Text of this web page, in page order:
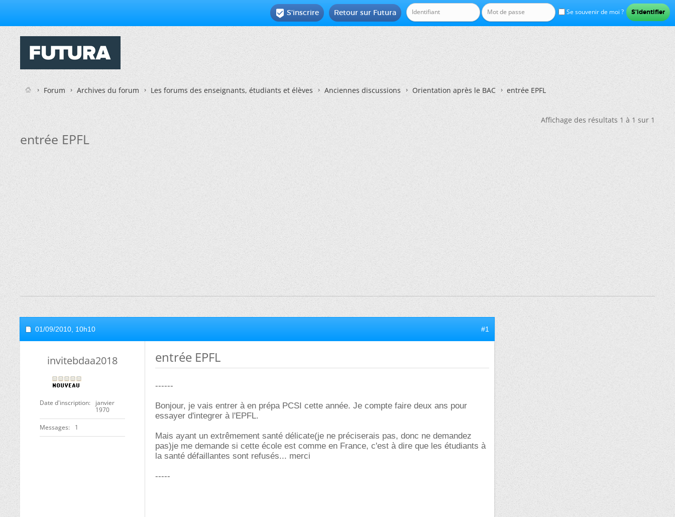
Se souvenir de moi ?
Retour sur Futura
 S'inscrire
Forum Archives du forum Les forums des enseignants, étudiants et élèves Anciennes discussions Orientation après le BAC entrée EPFL
Affichage des résultats 1 à 1 sur 1
entrée EPFL
01/09/2010, 10h10 #1
invitebdaa2018
Date d'inscription
janvier
1970
Messages 1
entrée EPFL
------
Bonjour, je vais entrer à en prépa PCSI cette année. Je compte faire deux ans pour
essayer d'integrer à l'EPFL.
Mais ayant un extrêmement santé délicate(je ne préciserais pas, donc ne demandez
pas)je me demande si cette école est comme en France, c'est à dire que les étudiants à
la santé défaillantes sont refusés... merci
-----